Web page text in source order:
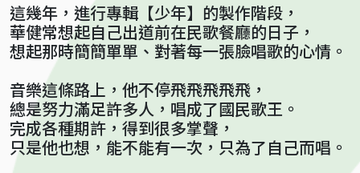
這幾年，進行專輯【少年】的製作階段，
華健常想起自己出道前在民歌餐廳的日子，
想起那時簡簡單單、對著每一張臉唱歌的心情。
音樂這條路上，他不停飛飛飛飛飛，
總是努力滿足許多人，唱成了國民歌王。
完成各種期許，得到很多掌聲，
只是他也想，能不能有一次，只為了自己而唱。